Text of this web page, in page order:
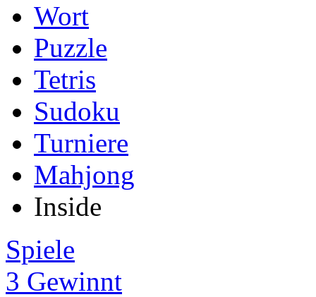
Wort
Puzzle
Tetris
Sudoku
Turniere
Mahjong
Inside
Spiele
3 Gewinnt